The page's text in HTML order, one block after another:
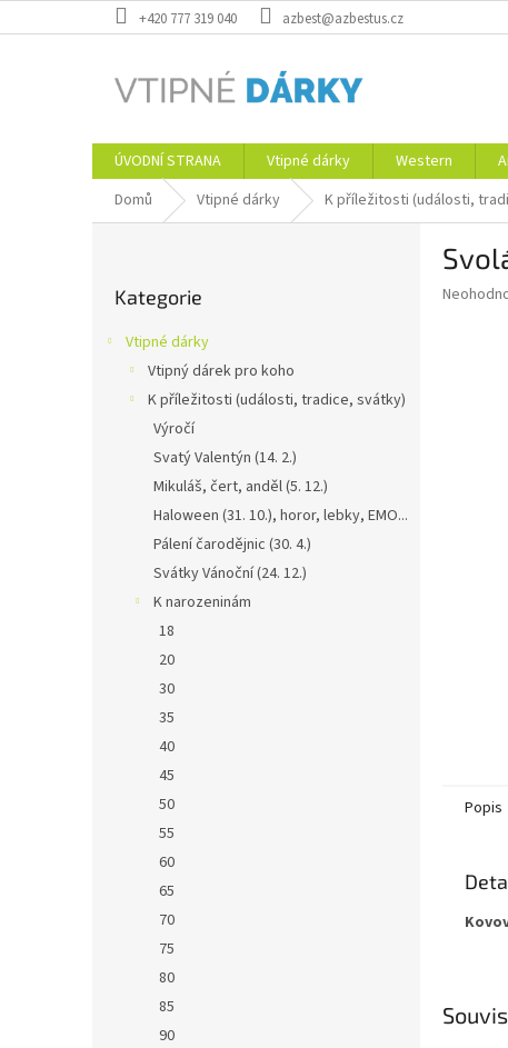
na
+420 777 319 040 azbest@azbestus.cz
ÚVODNÍ STRANA Vtipné dárky Western
Domů
Vtipné dárky K příležitosti (události,
kategorie
Kategorie
Vtipné dárky
Vtipný dárek pro koho
K příležitosti (události, tradice, svátky)
Výročí
Svatý Valentýn (14. 2.)
Mikuláš, čert, anděl (5. 12.)
Haloween (31. 10.), horor, lebky, EMO...
Pálení čarodějnic (30. 4.)
Svátky Vánoční (24. 12.)
K narozeninám
18
20
30
35
40
45
50
55
60
65
70
75
80
85
90
Průměrné
Popis